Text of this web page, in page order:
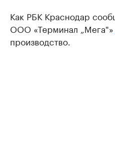
Как РБК Краснодар
ООО «Терминал „Мега"»
производство.